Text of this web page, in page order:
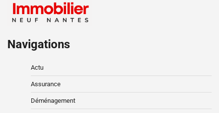
Navigations
Actu
Assurance
Déménagement